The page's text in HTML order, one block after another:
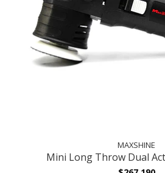
MAXSHINE
Mini Long Throw Dual